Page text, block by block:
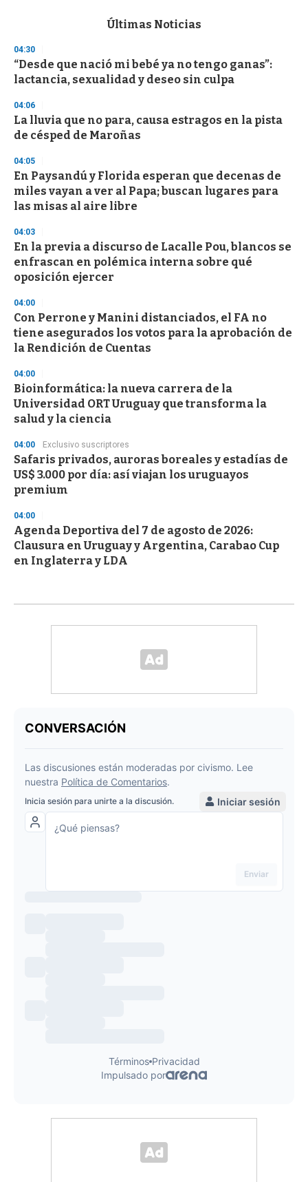
d
s
o
f
3
s
e
c
n
d
Últimas Noticias
04:30
“Desde que nació mi bebé ya no tengo ganas”:
lactancia, sexualidad y deseo sin culpa
04:06
La lluvia que no para, causa estragos en la pista
de césped de Maroñas
04:05
En Paysandú y Florida esperan que decenas de
miles vayan a ver al Papa; buscan lugares para
las misas al aire libre
04:03
En la previa a discurso de Lacalle Pou, blancos se
enfrascan en polémica interna sobre qué
oposición ejercer
04:00
Con Perrone y Manini distanciados, el FA no
tiene asegurados los votos para la aprobación de
la Rendición de Cuentas
04:00
Bioinformática: la nueva carrera de la
Universidad ORT Uruguay que transforma la
salud y la ciencia
04:00 Exclusivo suscriptores
Safaris privados, auroras boreales y estadías de
US$ 3.000 por día: así viajan los uruguayos
premium
04:00
Agenda Deportiva del 7 de agosto de 2026:
Clausura en Uruguay y Argentina, Carabao Cup
en Inglaterra y LDA